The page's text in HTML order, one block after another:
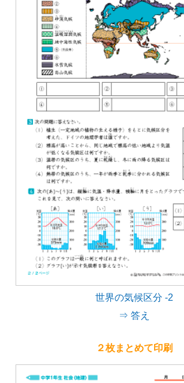
世界の気候区分 -2
⇒ 答え
２枚まとめて印刷